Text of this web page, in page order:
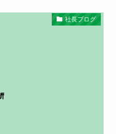
社長ブログ